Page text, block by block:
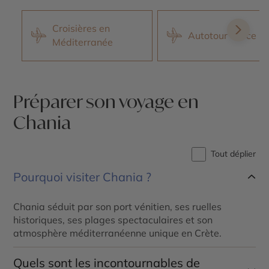
Croisières en
Méditerranée
Autotour Grèce
Préparer son voyage en
Chania
Tout déplier
Pourquoi visiter Chania ?
Chania séduit par son port vénitien, ses ruelles
historiques, ses plages spectaculaires et son
atmosphère méditerranéenne unique en Crète.
Quels sont les incontournables de